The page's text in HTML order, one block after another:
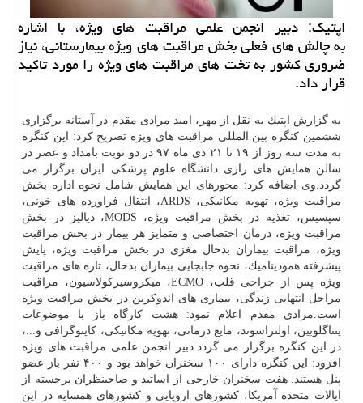
اپتیك: دبیر انجمن علمی مراقبت های ویژه، با اشاره
به چالش های فعلی بخش مراقبت های ویژه بیمارستانی، نیاز
ضروری كشور به تخت های مراقبت های ویژه را مورد تاكید
قرار داد.
به گزارش اپتیك به نقل از مهر، امید مرادی مقدم در آستانه برگزاری
ششمین كنگره بین المللی مراقبت های ویژه تصریح كرد: این كنگره
به مدت سه روز از ۱۹ تا ۲۱ دی ماه ۹۷ در دو نوبت بامداد و عصر در
سالن همایش های رازی دانشگاه علوم پزشكی ایران برگزار می
گردد.وی اضافه كرد: محورهای این همایش شامل نحوه اداره بخش
مراقبت ویژه، تهویه مكانیكی، ARDS، انتقال فراورده های خونی،
سپسیس، تغذیه در بخش مراقبت ویژه، MODS، دیالیز در بخش
مراقبت ویژه،درمان اختصاصی و متمایز هر بیمار در بخش مراقبت
ویژه، مراقبت بیماران بدحال مغزی در بخش مراقبت ویژه، پایش
پیشرفته همودینامیك، نحوه جابجایی بیماران بدحال، تازه های مراقبت
ویژه پس از جراحی قلب، ECMO، میكروسیركولاسیون، مراقبت
مراحل انتهایی زندگی، بیماری های اندوكرین در بخش مراقبت ویژه
است.مرادی مقدم اعلام نمود: هشت كارگاه باز با موضوعات
پنتاگلوبین، اولتراسوند، مایع درمانی، تهویه مكانیكی، كاپنوگرافی و...،
در این كنگره برگزار می گردد.دبیر انجمن علمی مراقبت های ویژه
افزود: این كنگره دارای ۱۰۰ سخنران خواهد بود و ۴۰۰ نفر باز عضو
پنل هستند. هفت سخنران خارجی از اساتید و صاحبنظران برجسته از
ایالات متحده آمریكا، كشورهای اروپایی و كشورهای همسایه در این